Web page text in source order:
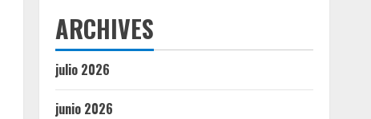
ARCHIVES
julio 2026
junio 2026